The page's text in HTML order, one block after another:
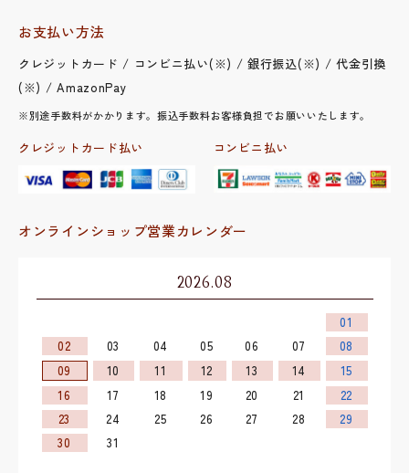
お支払い方法
クレジットカード / コンビニ払い(※) / 銀行振込(※) / 代金引換
(※) / AmazonPay
※別途手数料がかかります。振込手数料お客様負担でお願いいたします。
クレジットカード払い コンビニ払い
オンラインショップ営業カレンダー
2026.08
01
02
03 04 05 06 07
08
09
10 11 12 13 14
15
16
17 18 19 20 21
22
23
24 25 26 27 28
29
30
31